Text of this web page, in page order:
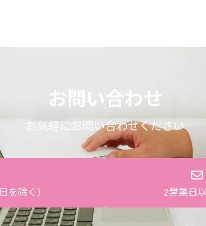
お問い合わせ
お気軽にお問い合わせください
を除く） 2営業日